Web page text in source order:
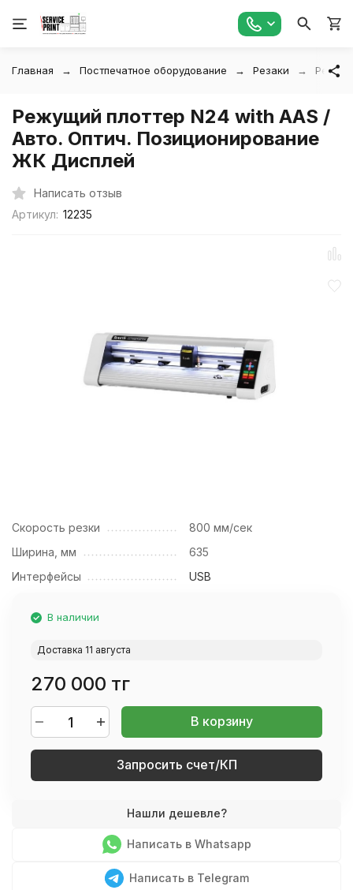
Главная Постпечатное оборудование Резаки
Режущий плоттер N24 with AAS /
Авто. Оптич. Позиционирование
ЖК Дисплей
Написать отзыв
Артикул: 12235
Скорость резки
800 мм/сек
Ширина, мм
635
Интерфейсы
USB
В наличии
Доставка 11 августа
270 000 тг
В корзину
Запросить счет/КП
Написать в Whatsapp
Написать в Telegram